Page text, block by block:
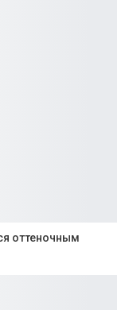
оттеночным